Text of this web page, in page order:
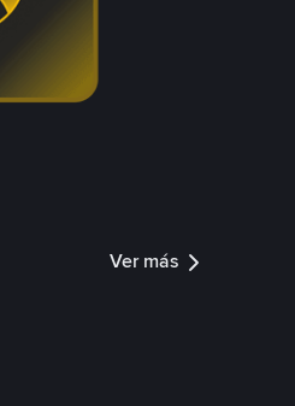
Ver más